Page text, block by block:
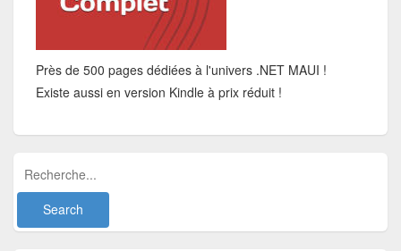
Près de 500 pages dédiées à l'univers .NET MAUI !
Existe aussi en version Kindle à prix réduit !